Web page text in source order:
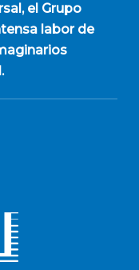
el Grupo
labor de